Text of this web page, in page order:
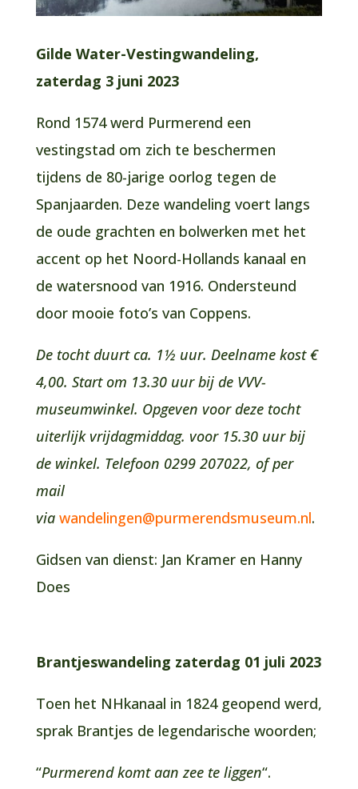
Gilde Water-Vestingwandeling,
zaterdag 3 juni 2023
Rond 1574 werd Purmerend een
vestingstad om zich te beschermen
tijdens de 80-jarige oorlog tegen de
Spanjaarden. Deze wandeling voert langs
de oude grachten en bolwerken met het
accent op het Noord-Hollands kanaal en
de watersnood van 1916. Ondersteund
door mooie foto’s van Coppens.
De tocht duurt ca. 1½ uur. Deelname kost €
4,00. Start om 13.30 uur bij de VVV-
museumwinkel. Opgeven voor deze tocht
uiterlijk vrijdagmiddag. voor 15.30 uur bij
de winkel. Telefoon 0299 207022, of per
mail
via wandelingen@purmerendsmuseum.nl.
Gidsen van dienst: Jan Kramer en Hanny
Does
Brantjeswandeling zaterdag 01 juli 2023
Toen het NHkanaal in 1824 geopend werd,
sprak Brantjes de legendarische woorden;
“Purmerend komt aan zee te liggen“.